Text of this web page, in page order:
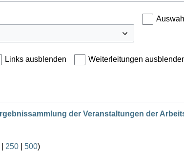
Links ausblenden Weiterleitungen
der Veranstaltungen der
250 500)